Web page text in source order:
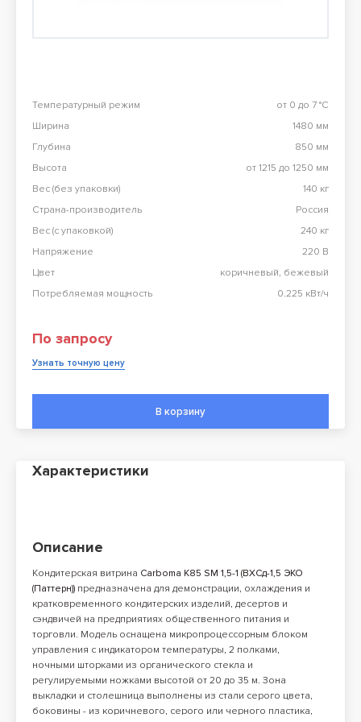
Температурный режим
от 0 до 7 °С
Ширина
1480 мм
Глубина
850 мм
Высота
от 1215 до 1250 мм
Вес (без упаковки)
140 кг
Страна-производитель
Россия
Вес (с упаковкой)
240 кг
Напряжение
220 В
Цвет
коричневый, бежевый
Потребляемая мощность
0.225 кВт/ч
По запросу
Узнать точную цену
В корзину
Характеристики
Описание
Кондитерская витрина Carboma K85 SM 1,5-1 (ВХСд-1,5 ЭКО
(Паттерн)) предназначена для демонстрации, охлаждения и
кратковременного кондитерских изделий, десертов и
сэндвичей на предприятиях общественного питания и
торговли. Модель оснащена микропроцессорным блоком
управления с индикатором температуры, 2 полками,
ночными шторками из органического стекла и
регулируемыми ножками высотой от 20 до 35 м. Зона
выкладки и столешница выполнены из стали серого цвета,
боковины - из коричневого, серого или черного пластика,